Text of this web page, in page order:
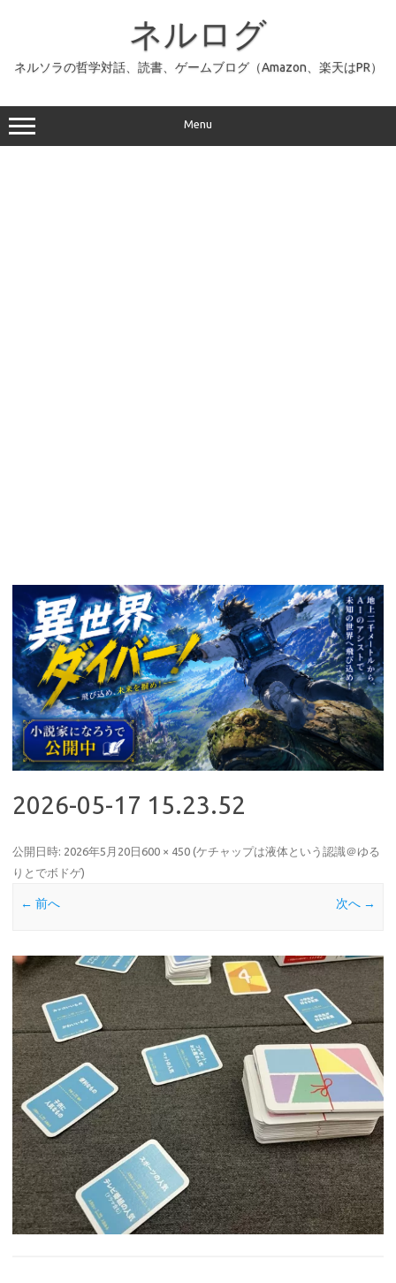
ッ
プ
ネルログ
ネルソラの哲学対話、読書、ゲームブログ（Amazon、楽天はPR）
Menu
2026-05-17 15.23.52
公開日時: 2026年5月20日 600 × 450 (ケチャップは液体という認識＠ゆる
りとでボドゲ)
← 前へ 次へ →